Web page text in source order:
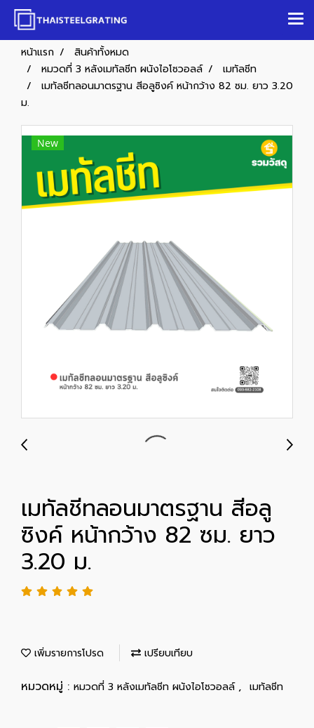
หน้าแรก
สินค้าทั้งหมด
หมวดที่ 3 หลังเมทัลชีท ผนังไอโซวอลล์
เมทัลชีท
เมทัลชีทลอนมาตรฐาน สีอลูซิงค์ หน้ากว้าง 82 ซม. ยาว 3.20
ม.
New
เมทัลชีทลอนมาตรฐาน สีอลู
ซิงค์ หน้ากว้าง 82 ซม. ยาว
3.20 ม.
เพิ่มรายการโปรด เปรียบเทียบ
หมวดหมู่ : หมวดที่ 3 หลังเมทัลชีท ผนังไอโซวอลล์ , เมทัลชีท